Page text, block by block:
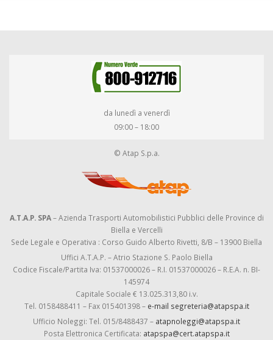
da lunedì a venerdì
09:00 – 18:00
© Atap S.p.a.
A.T.A.P. SPA– Azienda Trasporti Automobilistici Pubblici delle Province di
Biella e Vercelli
Sede Legale e Operativa : Corso Guido Alberto Rivetti, 8/B – 13900 Biella
Uffici A.T.A.P. – Atrio Stazione S. Paolo Biella
Codice Fiscale/Partita Iva: 01537000026 – R.I. 01537000026 – R.E.A. n. BI-
145974
Capitale Sociale € 13.025.313,80 i.v.
Tel. 0158488411 – Fax 015401398 – e-mail segreteria@atapspa.it
Ufficio Noleggi: Tel. 015/8488437 – atapnoleggi@atapspa.it
Posta Elettronica Certificata: atapspa@cert.atapspa.it